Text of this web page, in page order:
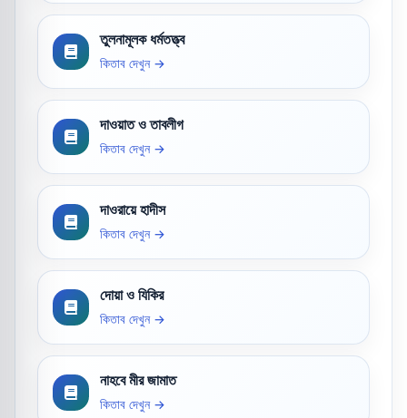
তুলনামূলক ধর্মতত্ত্ব
কিতাব দেখুন →
দাওয়াত ও তাবলীগ
কিতাব দেখুন →
দাওরায়ে হাদীস
কিতাব দেখুন →
দোয়া ও যিকির
কিতাব দেখুন →
নাহবে মীর জামাত
কিতাব দেখুন →